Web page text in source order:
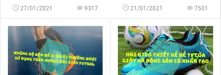
27/01/2021 9317 21/01/2021 7501